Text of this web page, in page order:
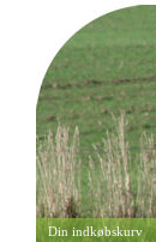
Din indkøbskurv